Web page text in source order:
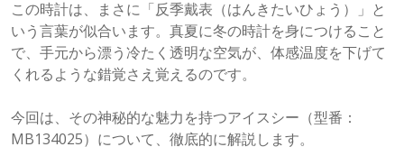
この時計は、まさに「反季戴表（はんきたいひょう）」と
いう言葉が似合います。真夏に冬の時計を身につけること
で、手元から漂う冷たく透明な空気が、体感温度を下げて
くれるような錯覚さえ覚えるのです。
今回は、その神秘的な魅力を持つアイスシー（型番：
MB134025）について、徹底的に解説します。